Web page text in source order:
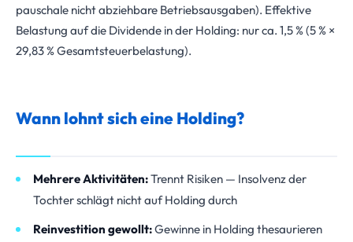
pauschale nicht abziehbare Betriebsausgaben). Effektive
Belastung auf die Dividende in der Holding: nur ca. 1,5 % (5 % ×
29,83 % Gesamtsteuerbelastung).
Wann lohnt sich eine Holding?
Mehrere Aktivitäten:Trennt Risiken — Insolvenz der
Tochter schlägt nicht auf Holding durch
Reinvestition gewollt:Gewinne in Holding thesaurieren